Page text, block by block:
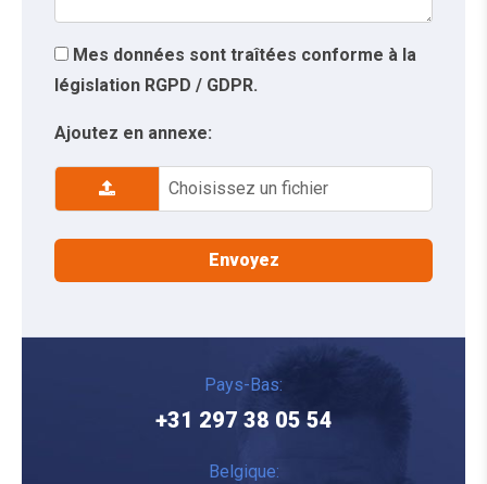
Mes données sont traîtées conforme à la
législation RGPD / GDPR.
Ajoutez en annexe:
Choisissez un fichier
Pays-Bas:
+31 297 38 05 54
Belgique: